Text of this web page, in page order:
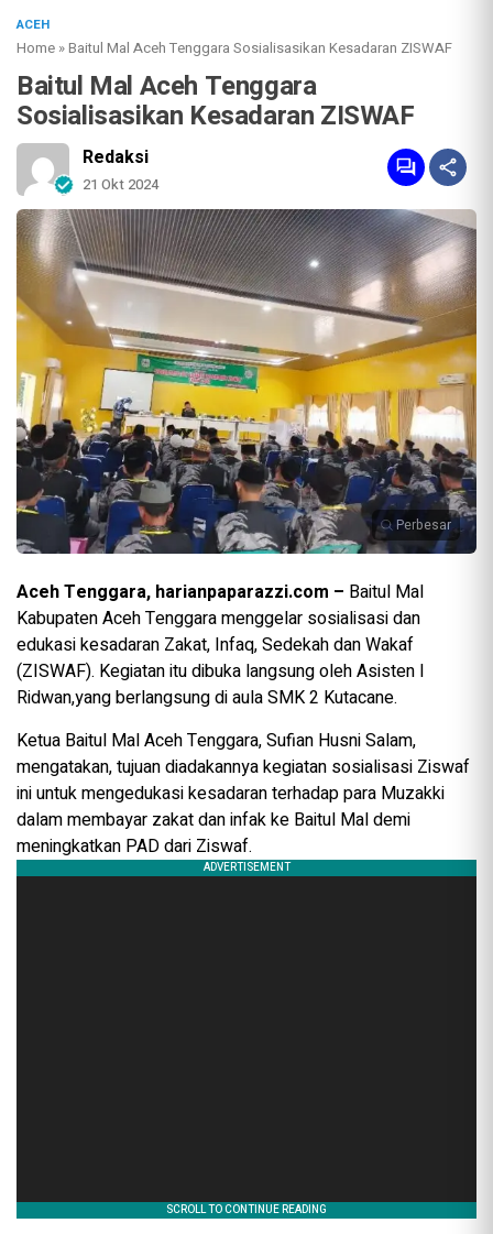
ACEH
Home »Baitul Mal Aceh Tenggara Sosialisasikan Kesadaran ZISWAF
Baitul Mal Aceh Tenggara
Sosialisasikan Kesadaran ZISWAF
Redaksi
21 Okt 2024
Perbesar
Aceh Tenggara, harianpaparazzi.com – Baitul Mal
Kabupaten Aceh Tenggara menggelar sosialisasi dan
edukasi kesadaran Zakat, Infaq, Sedekah dan Wakaf
(ZISWAF). Kegiatan itu dibuka langsung oleh Asisten I
Ridwan,yang berlangsung di aula SMK 2 Kutacane.
Ketua Baitul Mal Aceh Tenggara, Sufian Husni Salam,
mengatakan, tujuan diadakannya kegiatan sosialisasi Ziswaf
ini untuk mengedukasi kesadaran terhadap para Muzakki
dalam membayar zakat dan infak ke Baitul Mal demi
meningkatkan PAD dari Ziswaf.